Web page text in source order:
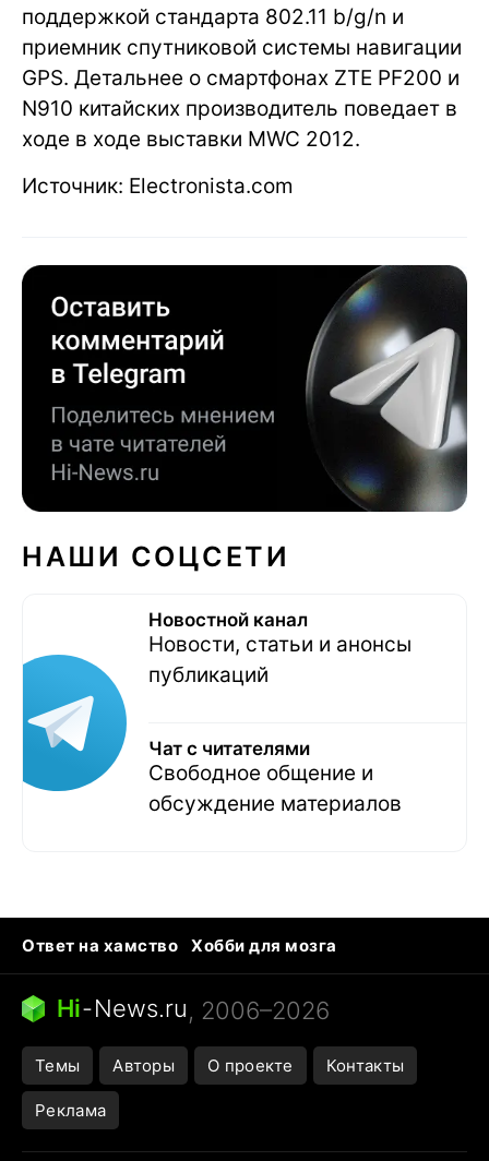
поддержкой стандарта 802.11 b/g/n и
приемник спутниковой системы навигации
GPS. Детальнее о смартфонах ZTE PF200 и
N910 китайских производитель поведает в
ходе в ходе выставки MWC 2012.
Источник: Electronista.com
НАШИ СОЦСЕТИ
Новостной канал
Новости, статьи и анонсы
публикаций
Чат с читателями
Свободное общение и
обсуждение материалов
Ответ на хамство
Хобби для мозга
Бензин 100 и 95
Тунцы в океанариуме
Следующая пандемия
Hi-News.ru, 2006–2026
Темы Авторы О проекте Контакты
Реклама